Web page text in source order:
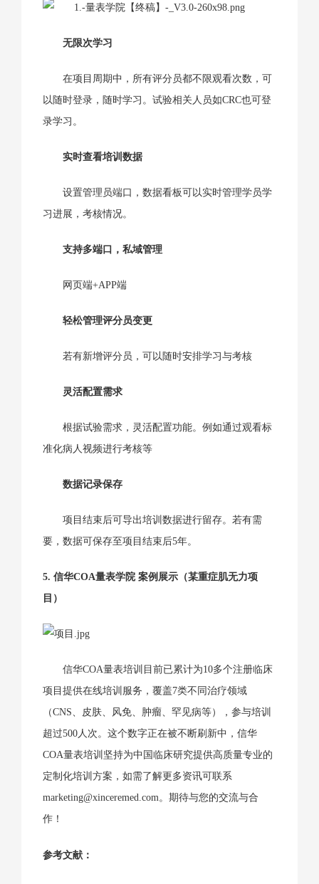
无限次学习
在项目周期中，所有评分员都不限观看次数，可
以随时登录，随时学习。试验相关人员如CRC也可登
录学习。
实时查看培训数据
设置管理员端口，数据看板可以实时管理学员学
习进展，考核情况。
支持多端口，私域管理
网页端+APP端
轻松管理评分员变更
若有新增评分员，可以随时安排学习与考核
灵活配置需求
根据试验需求，灵活配置功能。例如通过观看标
准化病人视频进行考核等
数据记录保存
项目结束后可导出培训数据进行留存。若有需
要，数据可保存至项目结束后5年。
5. 信华COA量表学院 案例展示（某重症肌无力项
目）
信华COA量表培训目前已累计为10多个注册临床
项目提供在线培训服务，覆盖7类不同治疗领域
（CNS、皮肤、风免、肿瘤、罕见病等），参与培训
超过500人次。这个数字正在被不断刷新中，信华
COA量表培训坚持为中国临床研究提供高质量专业的
定制化培训方案，如需了解更多资讯可联系
marketing@xinceremed.com。期待与您的交流与合
作！
参考文献：